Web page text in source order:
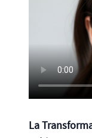
La